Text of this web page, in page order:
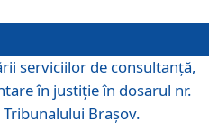
serviciilor de consultanţă,
în justiţie în dosarul nr.
Braşov.